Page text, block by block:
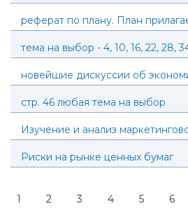
реферат по плану. План
тема на выбор - 4, 10, 16, 22, 28,
новейшие дискуссии об
стр. 46 любая тема на выбор
Изучение и анализ
Риски на рынке ценных бумаг
1 2 3 4 5 6